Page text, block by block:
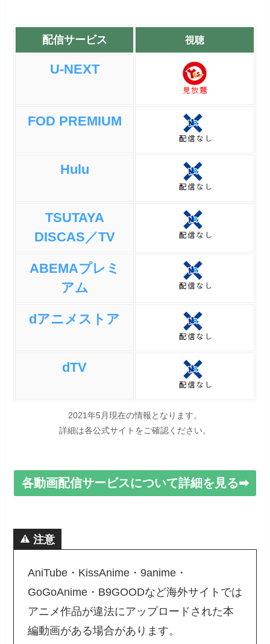
配信サービス 視聴
U-NEXT
FOD PREMIUM
Hulu
TSUTAYA
DISCAS／TV
ABEMAプレミ
アム
dアニメストア
dTV
2021年5月現在の情報となります。
詳細は各公式サイトをご確認ください。
各動画配信サービスについて詳細を見る➡
注意
AniTube・KissAnime・9anime・
GoGoAnime・B9GOODなど海外サイトでは
アニメ作品が違法にアップロードされた本
編動画がある場合があります。